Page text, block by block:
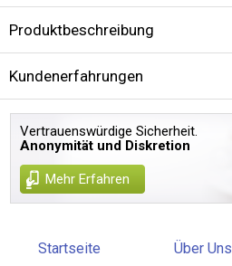
Produktbeschreibung
Kundenerfahrungen
Vertrauenswürdige Sicherheit.
Anonymität und Diskretion
Mehr Erfahren
Startseite Über Uns